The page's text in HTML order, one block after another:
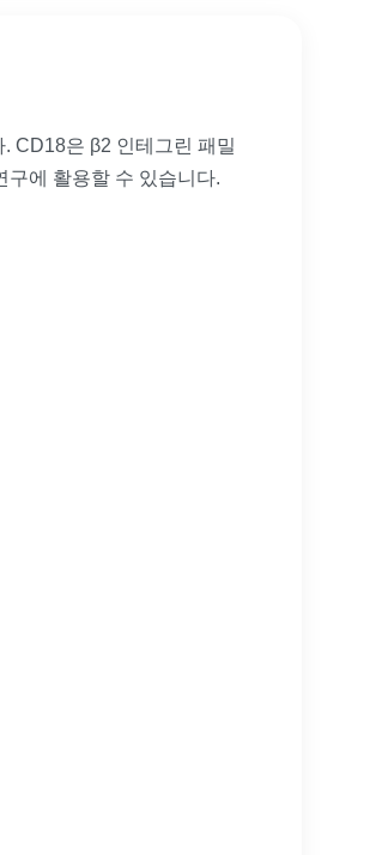
CD18은 β2 인테그린 패밀
구에 활용할 수 있습니다.